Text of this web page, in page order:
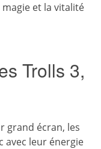
et la vitalité
Trolls 3,
grand écran, les
leur énergie